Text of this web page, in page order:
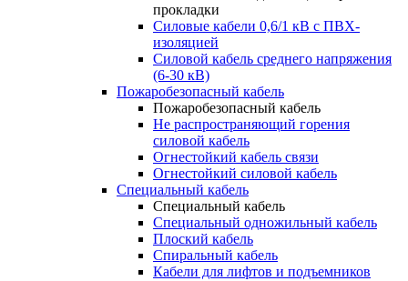
прокладки
Силовые кабели 0,6/1 кВ с ПВХ-
изоляцией
Силовой кабель среднего напряжения
(6-30 кВ)
Пожаробезопасный кабель
Пожаробезопасный кабель
Не распространяющий горения
силовой кабель
Огнестойкий кабель связи
Огнестойкий силовой кабель
Специальный кабель
Специальный кабель
Специальный одножильный кабель
Плоский кабель
Спиральный кабель
Кабели для лифтов и подъемников